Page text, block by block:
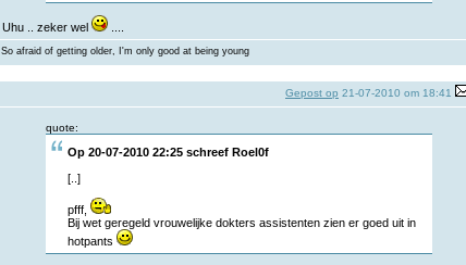
Uhu .. zeker wel
So afraid of getting older, I'm only good at being young
Gepost op 21-07-2010 om 18:41
quote:
Op 20-07-2010 22:25 schreef Roel0f
[..]
pfff,
Bij wet geregeld vrouwelijke dokters assistenten zien er goed uit in
hotpants